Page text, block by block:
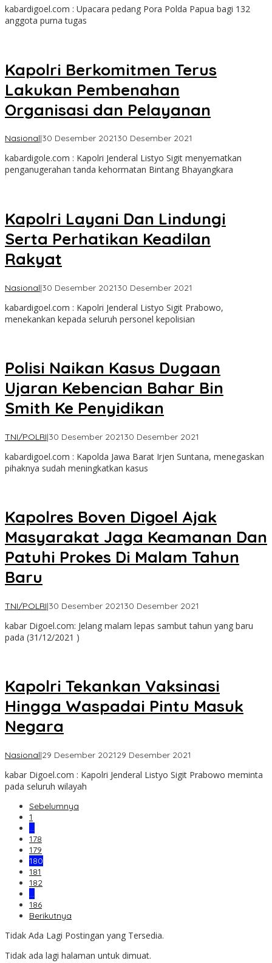
goden
kabardigoel.com : Upacara pedang Pora Polda Papua bagi 132
anggota purna tugas
Kapolri Berkomitmen Terus
Lakukan Pembenahan
Organisasi dan Pelayanan
Nasional|30 Desember 202130 Desember 2021
goden
kabardigole.com : Kapolri Jenderal Listyo Sigit menyematkan
penganugerahan tanda kehormatan Bintang Bhayangkara
Kapolri Layani Dan Lindungi
Serta Perhatikan Keadilan
Rakyat
Nasional|30 Desember 202130 Desember 2021
goden
kabardigoel.com : Kapolri Jenderal Listyo Sigit Prabowo,
menekankan kepada seluruh personel kepolisian
Polisi Naikan Kasus Dugaan
Ujaran Kebencian Bahar Bin
Smith Ke Penyidikan
TNI/POLRI|30 Desember 202130 Desember 2021
goden
kabardigoel.com : Kapolda Jawa Barat Irjen Suntana, menegaskan
pihaknya sudah meningkatkan kasus
Kapolres Boven Digoel Ajak
Masyarakat Jaga Keamanan Dan
Patuhi Prokes Di Malam Tahun
Baru
TNI/POLRI|30 Desember 202130 Desember 2021
goden
kabar Digoel.com: Jelang malam lepas sambut tahun yang baru
pada (31/12/2021 )
Kapolri Tekankan Vaksinasi
Hingga Waspadai Pintu Masuk
Negara
Nasional|29 Desember 202129 Desember 2021
goden
kabar Digoel.com : Kapolri Jenderal Listyo Sigit Prabowo meminta
pada seluruh wilayah
Sebelumnya
1
…
178
179
180
181
182
…
186
Berikutnya
Tidak Ada Lagi Postingan yang Tersedia.
Tidak ada lagi halaman untuk dimuat.